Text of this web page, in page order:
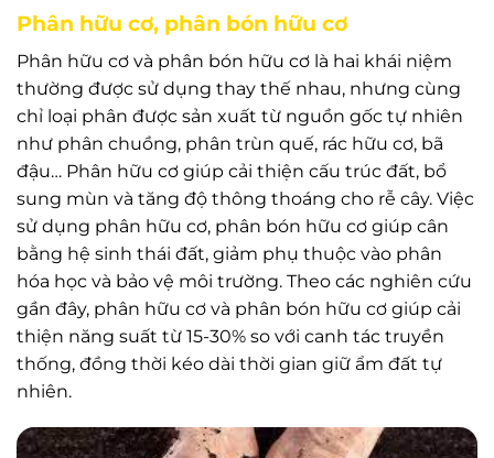
Phân hữu cơ, phân bón hữu cơ
Phân hữu cơ và phân bón hữu cơ là hai khái niệm
thường được sử dụng thay thế nhau, nhưng cùng
chỉ loại phân được sản xuất từ nguồn gốc tự nhiên
như phân chuồng, phân trùn quế, rác hữu cơ, bã
đậu… Phân hữu cơ giúp cải thiện cấu trúc đất, bổ
sung mùn và tăng độ thông thoáng cho rễ cây. Việc
sử dụng phân hữu cơ, phân bón hữu cơ giúp cân
bằng hệ sinh thái đất, giảm phụ thuộc vào phân
hóa học và bảo vệ môi trường. Theo các nghiên cứu
gần đây, phân hữu cơ và phân bón hữu cơ giúp cải
thiện năng suất từ 15-30% so với canh tác truyền
thống, đồng thời kéo dài thời gian giữ ẩm đất tự
nhiên.